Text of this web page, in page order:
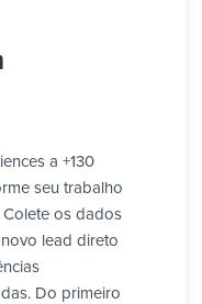
a +130
seu trabalho
os dados
lead direto
Do primeiro